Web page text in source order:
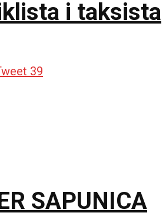
i taksista
39
SAPUNICA